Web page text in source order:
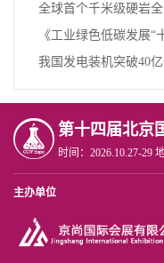
全球首个千米级硬岩
《工业绿色低碳发展“
我国发电装机突破40
第十四届北京
时间：2026.10.27-29
主办单位